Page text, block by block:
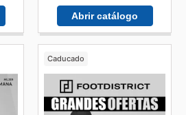
Abrir catálogo
Caducado